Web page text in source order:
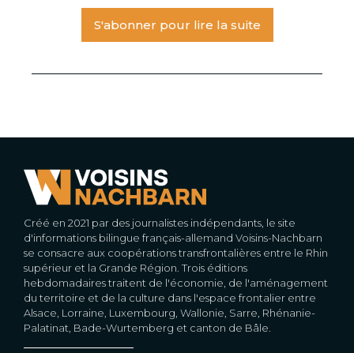
S'abonner pour lire la suite
Créé en 2021 par des journalistes indépendants, le site
d'informations bilingue français-allemand Voisins-Nachbarn
se consacre aux coopérations transfrontalières entre le Rhin
supérieur et la Grande Région. Trois éditions
hebdomadaires traitent de l'économie, de l'aménagement
du territoire et de la culture dans l'espace frontalier entre
Alsace, Lorraine, Luxembourg, Wallonie, Sarre, Rhénanie-
Palatinat, Bade-Wurtemberg et canton de Bâle.